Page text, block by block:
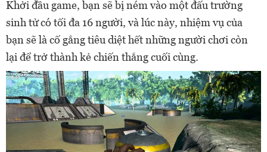
Khởi đầu game, bạn sẽ bị ném vào một đấu trường
sinh tử có tối đa 16 người, và lúc này, nhiệm vụ của
bạn sẽ là cố gắng tiêu diệt hết những người chơi còn
lại để trở thành kẻ chiến thắng cuối cùng.